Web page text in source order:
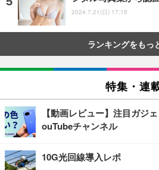
2024.7.21(日) 17:15
ランキングをもっ
特集・連
【動画レビュー】注目ガジ
ouTubeチャンネル
10G光回線導入レポ